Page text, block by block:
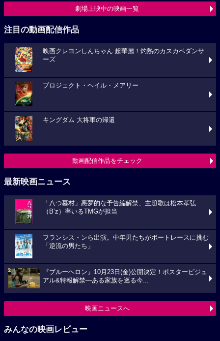
劇場上映中の映画一覧
注目の動画配信作品
映画クレヨンしんちゃん 超華麗！灼熱のカスカベダンサ
ーズ
プロジェクト・ヘイル・メアリー
キングダム 大将軍の帰還
動画配信作品をチェック
最新映画ニュース
「八つ墓村」悪夢的な予告編解禁、主題歌は松本孝弘
（B’z）率いるTMGが担当
フランシス・ンら出演。中年男たちがボートレースに挑む
「逆流の男たち」
『ブルーヘロン』10月23日(金)公開決定！ポスタービジュ
アル&特報解禁―ある家族を巡る今...
映画ニュースへ
みんなの映画レビュー